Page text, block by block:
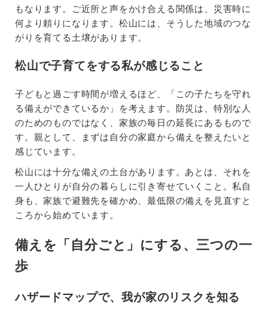
もなります。ご近所と声をかけ合える関係は、災害時に
何より頼りになります。松山には、そうした地域のつな
がりを育てる土壌があります。
松山で子育てをする私が感じること
子どもと過ごす時間が増えるほど、「この子たちを守れ
る備えができているか」を考えます。防災は、特別な人
のためのものではなく、家族の毎日の延長にあるもので
す。親として、まずは自分の家庭から備えを整えたいと
感じています。
松山には十分な備えの土台があります。あとは、それを
一人ひとりが自分の暮らしに引き寄せていくこと。私自
身も、家族で避難先を確かめ、最低限の備えを見直すと
ころから始めています。
備えを「自分ごと」にする、三つの一
歩
ハザードマップで、我が家のリスクを知る